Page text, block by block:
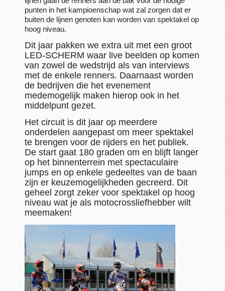
punten in het kampioenschap wat zal zorgen dat er
buiten de lijnen genoten kan worden van spektakel op
hoog niveau.
Dit jaar pakken we extra uit met een groot
LED-SCHERM waar live beelden op komen
van zowel de wedstrijd als van interviews
met de enkele renners. Daarnaast worden
de bedrijven die het evenement
medemogelijk maken hierop ook in het
middelpunt gezet.
Het circuit is dit jaar op meerdere
onderdelen aangepast om meer spektakel
te brengen voor de rijders en het publiek.
De start gaat 180 graden om en blijft langer
op het binnenterrein met spectaculaire
jumps en op enkele gedeeltes van de baan
zijn er keuzemogelijkheden gecreerd. Dit
geheel zorgt zeker voor spektakel op hoog
niveau wat je als motocrossliefhebber wilt
meemaken!